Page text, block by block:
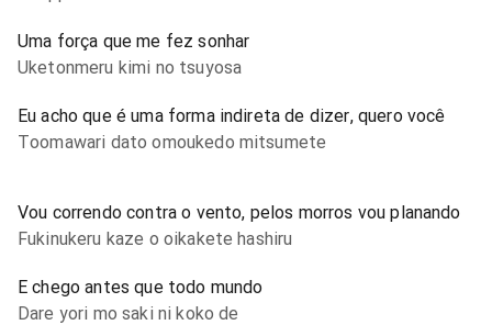
Uma força que me fez sonhar
Uketonmeru kimi no tsuyosa
Eu acho que é uma forma indireta de dizer, quero você
Toomawari dato omoukedo mitsumete
Vou correndo contra o vento, pelos morros vou planando
Fukinukeru kaze o oikakete hashiru
E chego antes que todo mundo
Dare yori mo saki ni koko de